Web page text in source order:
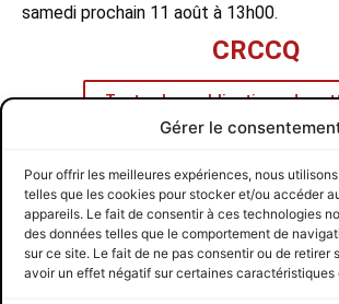
Gérer le
Pour offrir les meilleures expériences, nous
telles que les cookies pour stocker et/ou accéder
appareils. Le fait de consentir à ces technologies
des données telles que le comportement de
sur ce site. Le fait de ne pas consentir ou de retirer
avoir un effet négatif sur certaines caractéristiques
samedi prochain 11 août à 13h00.
CRCCQ
Toutes les publications de
CRCCQ © 2026 CRCCQ